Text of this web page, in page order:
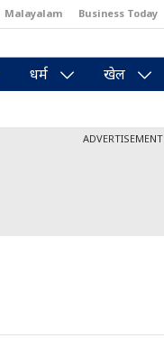
Malayalam Business Today
धर्म खेल
ADVERTISEMENT